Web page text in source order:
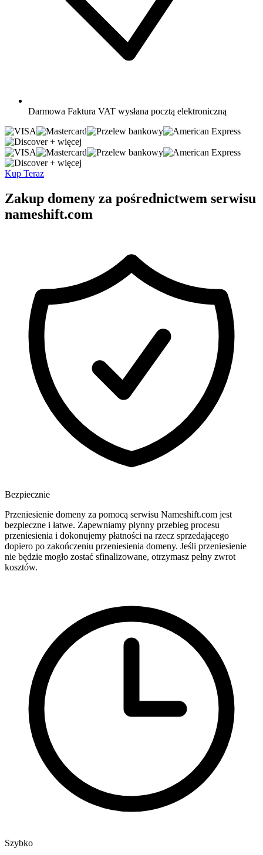
Darmowa Faktura VAT wysłana pocztą elektroniczną
+ więcej
+ więcej
Kup Teraz
Zakup domeny za pośrednictwem serwisu
nameshift.com
Bezpiecznie
Przeniesienie domeny za pomocą serwisu Nameshift.com jest
bezpieczne i łatwe. Zapewniamy płynny przebieg procesu
przeniesienia i dokonujemy płatności na rzecz sprzedającego
dopiero po zakończeniu przeniesienia domeny. Jeśli przeniesienie
nie będzie mogło zostać sfinalizowane, otrzymasz pełny zwrot
kosztów.
Szybko